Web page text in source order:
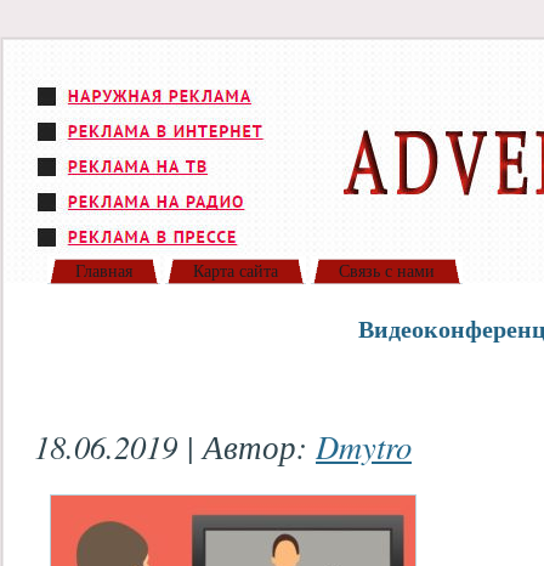
Главная Карта сайта Связь с нами
18.06.2019 | Автор: Dmytro